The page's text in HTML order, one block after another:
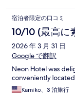
宿泊者限定の口コミ
10/10 (最高に
2026 年 3 月 31 日
Google で翻訳
Neon Hotel was
conveniently
Kamiko、3 泊旅行